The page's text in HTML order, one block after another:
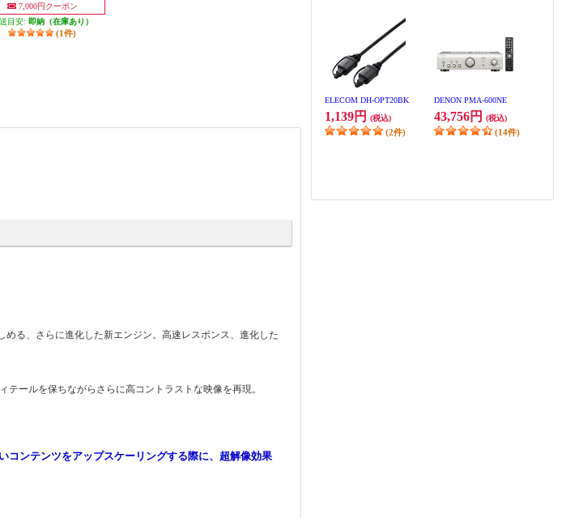
ELECOM DH-OPT20BK
1,139円 (税込)
(2件)
DENON PMA-600NE
43,756円 (税込)
(14件)
7,000円クーポン
目安: 即納（在庫あり）
(1件)
る、さらに進化した新エンジン。高速レスポンス、進化した
ールを保ちながらさらに高コントラストな映像を再現。
コンテンツをアップスケーリングする際に、超解像効果